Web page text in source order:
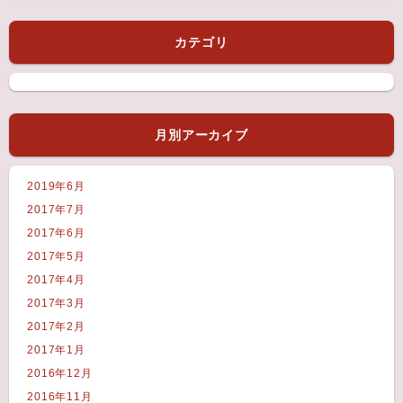
カテゴリ
月別アーカイブ
2019年6月
2017年7月
2017年6月
2017年5月
2017年4月
2017年3月
2017年2月
2017年1月
2016年12月
2016年11月